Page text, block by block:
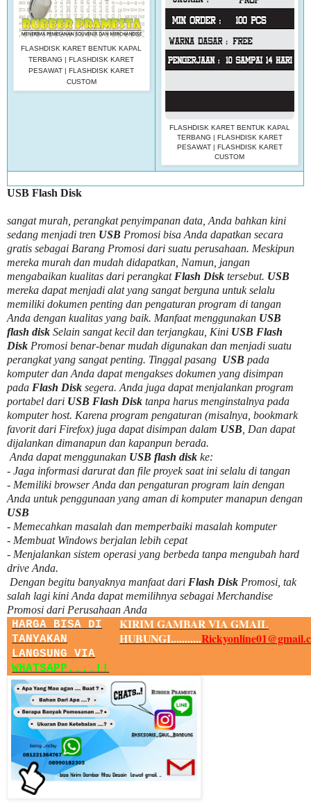
FLASHDISK KARET BENTUK KAPAL
TERBANG | FLASHDISK KARET
PESAWAT | FLASHDISK KARET
CUSTOM
FLASHDISK KARET BENTUK KAPAL
TERBANG | FLASHDISK KARET
PESAWAT | FLASHDISK KARET
CUSTOM
USB Flash Disk
sangat murah, perangkat penyimpanan data, Anda bahkan kini
sedang menjadi tren USB Promosi bisa Anda dapatkan secara
gratis sebagai Barang Promosi dari suatu perusahaan. Meskipun
mereka murah dan mudah didapatkan, Namun, jangan
mengabaikan kualitas dari perangkat Flash Disk tersebut. USB
mereka dapat menjadi alat yang sangat berguna untuk selalu
memiliki dokumen penting dan pengaturan program di tangan
Anda dengan kualitas yang baik. Manfaat menggunakan USB
flash disk Selain sangat kecil dan terjangkau, Kini USB Flash
Disk Promosi benar-benar mudah digunakan dan menjadi suatu
perangkat yang sangat penting. Tinggal pasang USB pada
komputer dan Anda dapat mengakses dokumen yang disimpan
pada Flash Disk segera. Anda juga dapat menjalankan program
portabel dari USB Flash Disk tanpa harus menginstalnya pada
komputer host. Karena program pengaturan (misalnya, bookmark
favorit dari Firefox) juga dapat disimpan dalam USB , Dan dapat
dijalankan dimanapun dan kapanpun berada.
Anda dapat menggunakan USB flash disk ke:
- Jaga informasi darurat dan file proyek saat ini selalu di tangan
- Memiliki browser Anda dan pengaturan program lain dengan
Anda untuk penggunaan yang aman di komputer manapun dengan
USB
- Memecahkan masalah dan memperbaiki masalah komputer
- Membuat Windows berjalan lebih cepat
- Menjalankan sistem operasi yang berbeda tanpa mengubah hard
drive Anda.
Dengan begitu banyaknya manfaat dari Flash Disk Promosi, tak
salah lagi kini Anda dapat memilihnya sebagai Merchandise
Promosi dari Perusahaan Anda
HARGA BISA DI
TANYAKAN
LANGSUNG VIA
WHATSAPP....!!
KIRIM GAMBAR VIA GMAIL
HUBUNGI...........